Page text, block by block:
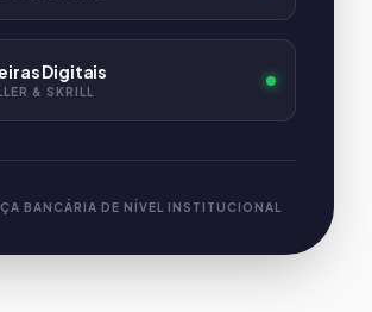
Digitais
& SKRILL
BANCÁRIA DE NÍVEL INSTITUCIONAL